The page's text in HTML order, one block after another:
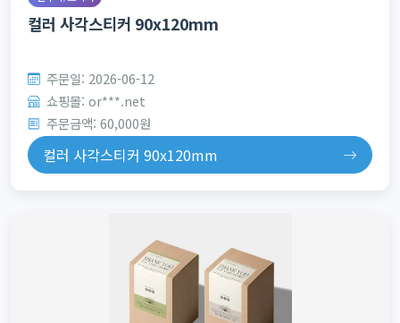
컬러 사각스티커 90x120mm
주문일: 2026-06-12
쇼핑몰: or***.net
주문금액: 60,000원
컬러 사각스티커 90x120mm